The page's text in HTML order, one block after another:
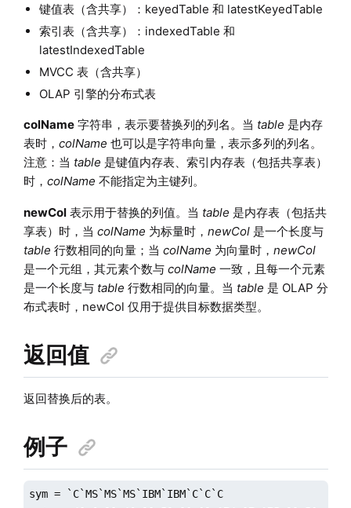
键值表（含共享）：keyedTable 和 latestKeyedTable
索引表（含共享）：indexedTable 和
latestIndexedTable
MVCC 表（含共享）
OLAP 引擎的分布式表
colName字符串，表示要替换列的列名。当 table 是内存
表时， colName 也可以是字符串向量，表示多列的列名。
注意：当 table 是键值内存表、索引内存表（包括共享表）
时， colName 不能指定为主键列。
newCol表示用于替换的列值。当 table 是内存表（包括共
享表）时， 当 colName 为标量时， newCol 是一个长度与
table 行数相同的向量；当 colName 为向量时， newCol
是一个元组，其元素个数与 colName 一致，且每一个元素
是一个长度与 table 行数相同的向量。当 table 是 OLAP 分
布式表时，newCol 仅用于提供目标数据类型。
返回值
返回替换后的表。
例子
sym = `C`MS`MS`MS`IBM`IBM`C`C`C